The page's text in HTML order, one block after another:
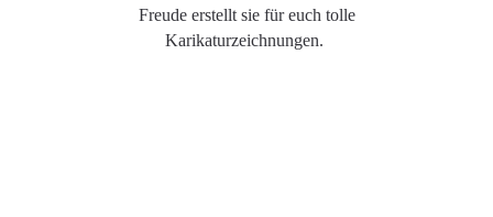
Freude erstellt sie für euch tolle
Karikaturzeichnungen.